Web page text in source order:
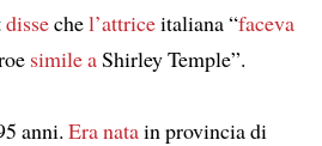
dissechel’attriceitaliana “faceva
simile aShirley Temple”.
anni. Era natain provincia di